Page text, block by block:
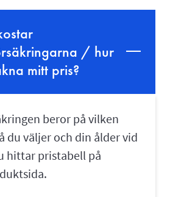
/ hur
mitt pris?
beror på vilken
du väljer och din ålder vid
hittar pristabell på